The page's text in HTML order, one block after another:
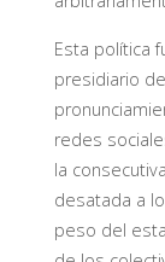
Esta política
presidiario
redes
la
desatada a
peso del